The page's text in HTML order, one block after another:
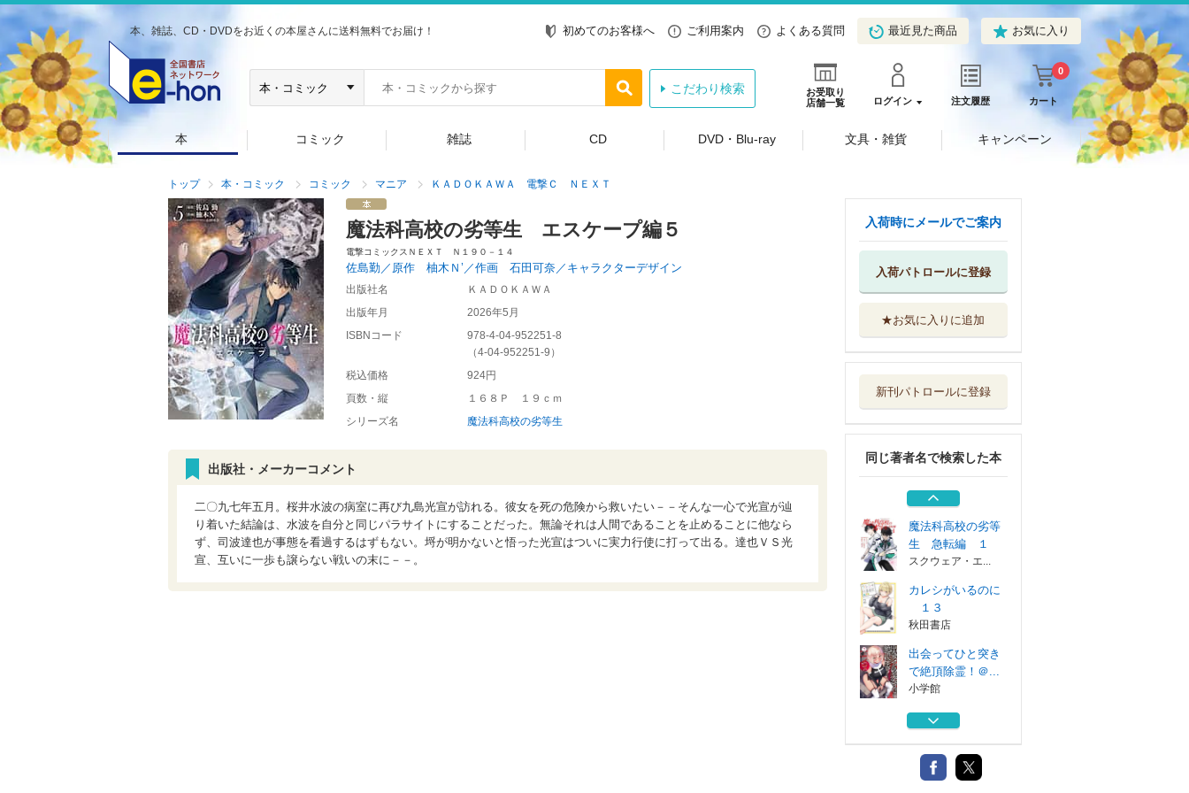
本、雑誌、CD・DVDをお近くの本屋さんに送料無料でお届け！ 初めてのお客様へ ご利用案内 よくある質問 最近見た商品 お気に入り
お受取り
店舗一覧
ログイン 注文履歴 カート
0
こだわり検索
本 コミック 雑誌 CD DVD・Blu-ray 文具・雑貨 キャンペーン
トップ 本・コミック コミック マニア ＫＡＤＯＫＡＷＡ 電撃Ｃ ＮＥＸＴ
魔法科高校の劣等生 エスケープ編５
電撃コミックスＮＥＸＴ Ｎ１９０－１４
佐島勤／原作 柚木Ｎ’／作画 石田可奈／キャラクターデザイン
出版社名
ＫＡＤＯＫＡＷＡ
出版年月
2026年5月
ISBNコード
978-4-04-952251-8
（4-04-952251-9 ）
税込価格
924円
頁数・縦
１６８Ｐ １９ｃｍ
シリーズ名
魔法科高校の劣等生
出版社・メーカーコメント
二〇九七年五月。桜井水波の病室に再び九島光宣が訪れる。彼女を死の危険から救いたい－－そんな一心で光宣が辿
り着いた結論は、水波を自分と同じパラサイトにすることだった。無論それは人間であることを止めることに他なら
ず、司波達也が事態を看過するはずもない。埒が明かないと悟った光宣はついに実力行使に打って出る。達也ＶＳ光
宣、互いに一歩も譲らない戦いの末に－－。
入荷時にメールでご案内
入荷パトロールに登録
★お気に入りに追加
新刊パトロールに登録
同じ著者名で検索した本
カレシがいるのに
１３
出会ってひと突き
小学館
魔法科高校の劣等
生 インベージ...
スクウェア・エ...
魔法科高校の劣等
生 急転編 １
スクウェア・エ...
カレシがいるのに
１３
秋田書店
出会ってひと突き
で絶頂除霊！＠...
小学館
魔法科高校の劣等
スクウェア・エ...
魔法科高校の劣等